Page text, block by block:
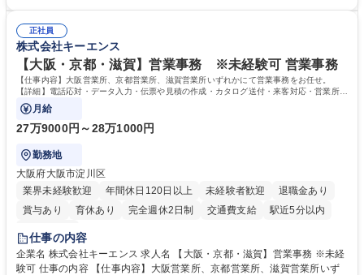
平均100件前後■メール・手紙：同上40件前後 募集職種 中野本社【お客様
相談室】お客様のお声をもとにより良い商品づくりへ貢献
すのでご安心ください。 【当社について】キリングループの広報機能を担
う会社として、お客様との出会いを大切にし、磨き上げたホスピタリティ
を込めてコミュニケーションをとりながら広報関連業務を行っておりま
す。 学歴・資格 学歴：大学院 大学 高専 短大 専修学校 高校 語学力： 資
格：
正社員
株式会社キーエンス
【大阪・京都・滋賀】営業事務 ※未経験可 営業事務
【仕事内容】大阪営業所、京都営業所、滋賀営業所いずれかにて営業事務をお任せ。
【詳細】電話応対・データ入力・伝票や見積の作成・カタログ送付・来客対応・営業所内
で発生する事務業務や業務改善をお任せ。
月給
27万9000円～28万1000円
勤務地
大阪府大阪市淀川区
業界未経験歓迎
年間休日120日以上 未経験者歓迎
退職金あり
賞与あり
育休あり 完全週休2日制 交通費支給
駅近5分以内
土日祝休み
仕事の内容
企業名 株式会社キーエンス 求人名 【大阪・京都・滋賀】営業事務 ※未経
験可 仕事の内容 【仕事内容】大阪営業所、京都営業所、滋賀営業所いず